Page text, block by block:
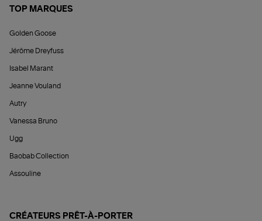
TOP MARQUES
Golden Goose
Jérôme Dreyfuss
Isabel Marant
Jeanne Vouland
Autry
Vanessa Bruno
Ugg
Baobab Collection
Assouline
CRÉATEURS PRÊT-À-PORTER